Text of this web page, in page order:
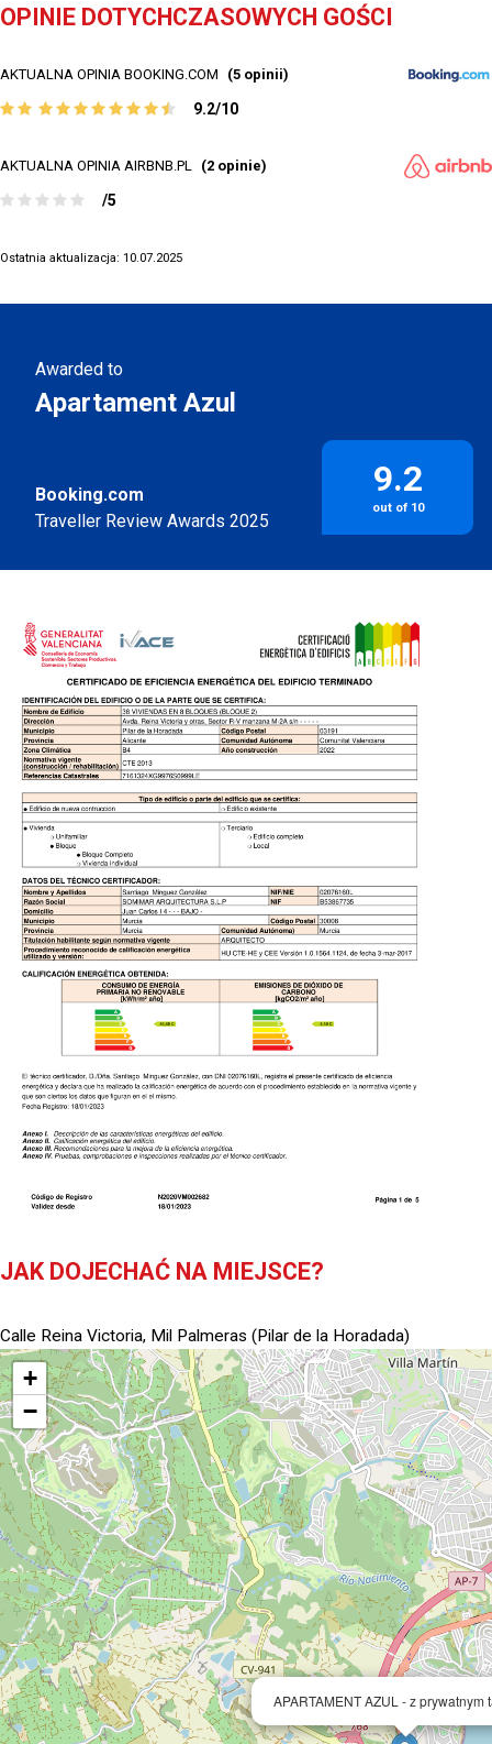
OPINIE DOTYCHCZASOWYCH GOŚCI
AKTUALNA OPINIA BOOKING.COM (5 opinii)
9.2/10
AKTUALNA OPINIA AIRBNB.PL (2 opinie)
/5
Ostatnia aktualizacja: 10.07.2025
Awarded to
Apartament Azul
Booking.com
Traveller Review Awards 2025
9.2
out of 10
JAK DOJECHAĆ NA MIEJSCE?
Calle Reina Victoria, Mil Palmeras (Pilar de la Horadada)
APARTAMENT AZUL - z prywatnym
+
−